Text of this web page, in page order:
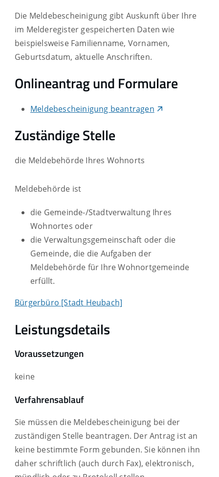
Die Meldebescheinigung gibt Auskunft über Ihre
im Melderegister gespeicherten Daten wie
beispielsweise Familienname, Vornamen,
Geburtsdatum, aktuelle Anschriften.
Onlineantrag und Formulare
Meldebescheinigung beantragen
Zuständige Stelle
die Meldebehörde Ihres Wohnorts
Meldebehörde ist
die Gemeinde-/Stadtverwaltung Ihres
Wohnortes oder
die Verwaltungsgemeinschaft oder die
Gemeinde, die die Aufgaben der
Meldebehörde für Ihre Wohnortgemeinde
erfüllt.
Bürgerbüro [Stadt Heubach]
Leistungsdetails
Voraussetzungen
keine
Verfahrensablauf
Sie müssen die Meldebescheinigung bei der
zuständigen Stelle beantragen. Der Antrag ist an
keine bestimmte Form gebunden. Sie können ihn
daher schriftlich (auch durch Fax), elektronisch,